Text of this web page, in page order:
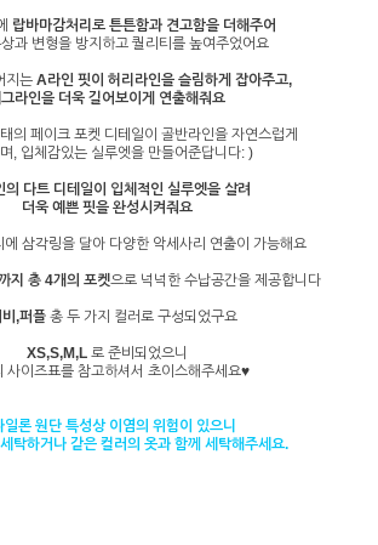
랍바마감처리로 튼튼함과 견고함을 더해주어
과 변형을 방지하고 퀄리티를 높여주었어요
지는 A라인 핏이 허리라인을 슬림하게 잡아주고,
라인을 더욱 길어보이게 연출해줘요
의 페이크 포켓 디테일이 골반라인을 자연스럽게
, 입체감있는 실루엣을 만들어준답니다: )
의 다트 디테일이 입체적인 실루엣을 살려
더욱 예쁜 핏을 완성시켜줘요
에 삼각링을 달아 다양한 악세사리 연출이 가능해요
지 총 4개의 포켓으로 넉넉한 수납공간을 제공합니다
비,퍼플 총 두 가지 컬러로 구성되었구요
XS,S,M,L로 준비되었으니
사이즈표를 참고하셔서 초이스해주세요♥
론 원단 특성상 이염의 위험이 있으니
탁하거나 같은 컬러의 옷과 함께 세탁해주세요.